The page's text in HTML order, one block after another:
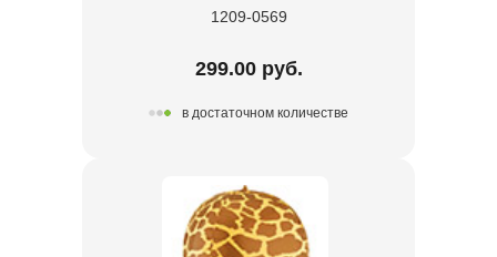
1209-0569
299.00 руб.
в достаточном количестве